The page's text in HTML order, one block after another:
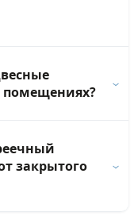
помещениях?
закрытого